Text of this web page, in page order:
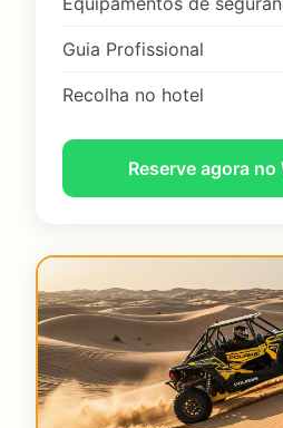
Guia Profissional
Recolha no hotel
Reserve agora